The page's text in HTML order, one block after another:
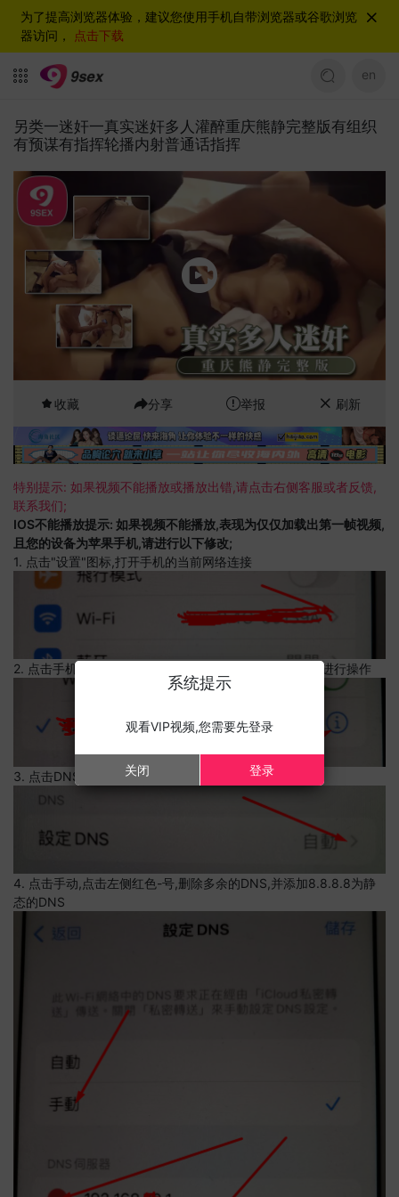
为了提高浏览器体验，建议您使用手机自带浏览器或谷歌浏览
器访问， 点击下载
en
另类一迷奸一真实迷奸多人灌醉重庆熊静完整版有组织
有预谋有指挥轮播内射普通话指挥
收藏 分享 举报 刷新
特别提示: 如果视频不能播放或播放出错,请点击右侧客服或者反馈,
联系我们;
IOS不能播放提示: 如果视频不能播放,表现为仅仅加载出第一帧视频,
且您的设备为苹果手机,请进行以下修改;
1. 点击"设置"图标,打开手机的当前网络连接
2. 点击手机的当前网络连接,上边有一个感叹号,点击可以进行操作
3. 点击DNS设置
4. 点击手动,点击左侧红色-号,删除多余的DNS,并添加8.8.8.8为静
态的DNS
系统提示
观看VIP视频,您需要先登录
关闭 登录